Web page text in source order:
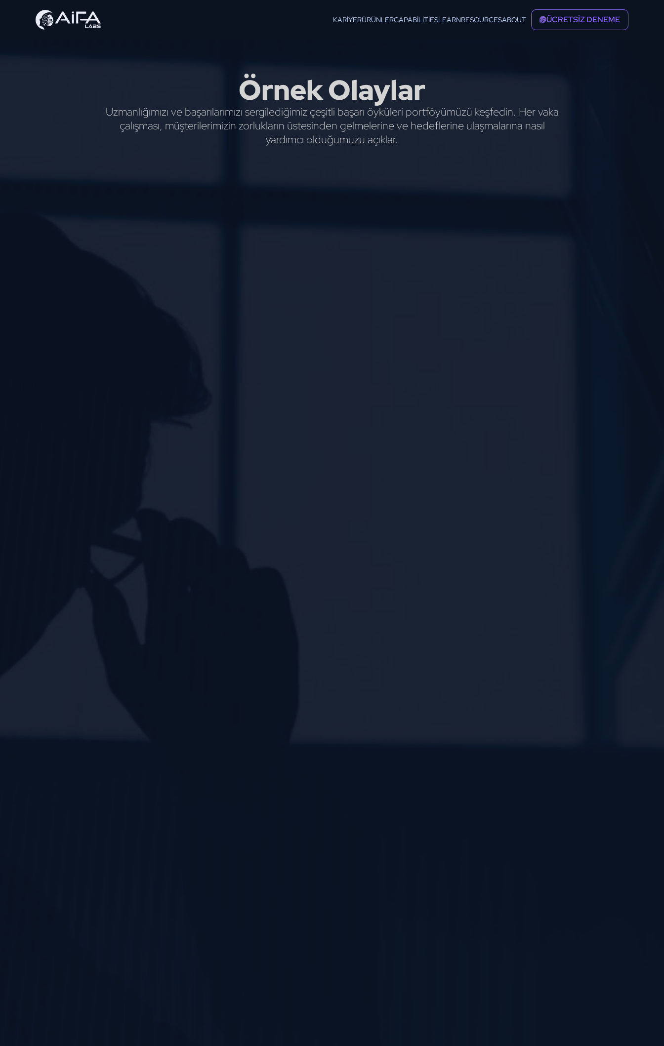
KARIYERÜRÜNLERCAPABILITIESLEARNRESOURCESABOUT ÜCRETSİZ DENEME
Örnek Olaylar
Uzmanlığımızı ve başarılarımızı sergilediğimiz çeşitli başarı öyküleri portföyümüzü keşfedin. Her vaka
çalışması, müşterilerimizin zorlukların üstesinden gelmelerine ve hedeflerine ulaşmalarına nasıl
yardımcı olduğumuzu açıklar.